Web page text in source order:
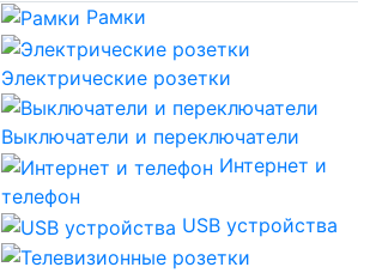
Рамки
Электрические розетки
Выключатели и переключатели
Интернет и
телефон
USB устройства